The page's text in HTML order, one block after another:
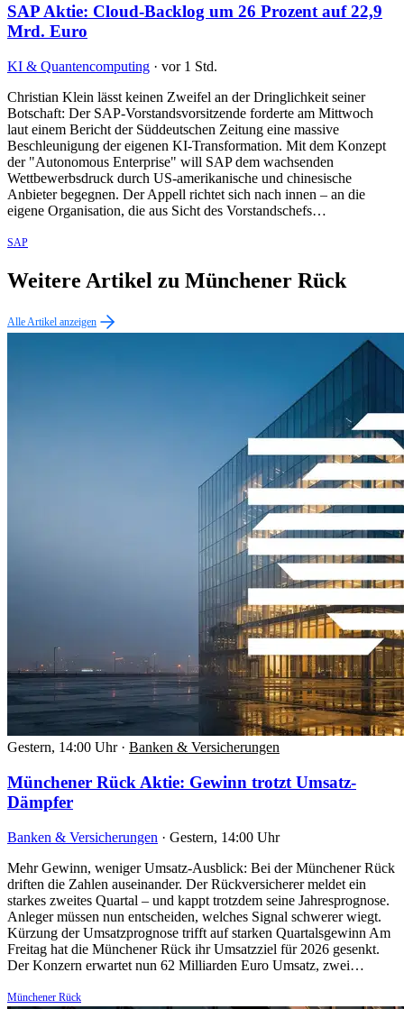
SAP Aktie: Cloud-Backlog um 26 Prozent auf 22,9
Mrd. Euro
KI & Quantencomputing · vor 1 Std.
Christian Klein lässt keinen Zweifel an der Dringlichkeit seiner
Botschaft: Der SAP-Vorstandsvorsitzende forderte am Mittwoch
laut einem Bericht der Süddeutschen Zeitung eine massive
Beschleunigung der eigenen KI-Transformation. Mit dem Konzept
der "Autonomous Enterprise" will SAP dem wachsenden
Wettbewerbsdruck durch US-amerikanische und chinesische
Anbieter begegnen. Der Appell richtet sich nach innen – an die
eigene Organisation, die aus Sicht des Vorstandschefs…
SAP
Weitere Artikel zu Münchener Rück
Alle Artikel anzeigen
Gestern, 14:00 Uhr · Banken & Versicherungen
Münchener Rück Aktie: Gewinn trotzt Umsatz-
Dämpfer
Banken & Versicherungen · Gestern, 14:00 Uhr
Mehr Gewinn, weniger Umsatz-Ausblick: Bei der Münchener Rück
driften die Zahlen auseinander. Der Rückversicherer meldet ein
starkes zweites Quartal – und kappt trotzdem seine Jahresprognose.
Anleger müssen nun entscheiden, welches Signal schwerer wiegt.
Kürzung der Umsatzprognose trifft auf starken Quartalsgewinn Am
Freitag hat die Münchener Rück ihr Umsatzziel für 2026 gesenkt.
Der Konzern erwartet nun 62 Milliarden Euro Umsatz, zwei…
Münchener Rück